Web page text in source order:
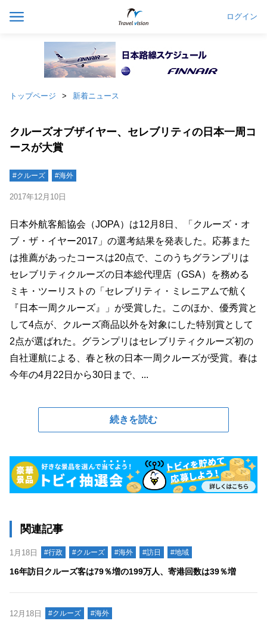
ログイン
トップページ 新着ニュース
クルーズオブザイヤー、セレブリティの日本一周コ
ースが大賞
#クルーズ #海外
2017年12月10日
日本外航客船協会（JOPA）は12月8日、「クルーズ・オ
ブ・ザ・イヤー2017」の選考結果を発表した。応募また
は推薦があったコースは20点で、このうちグランプリは
セレブリティクルーズの日本総代理店（GSA）を務める
ミキ・ツーリストの「セレブリティ・ミレニアムで航く
『日本一周クルーズ』」が受賞した。このほか、優秀賞と
して4点が、クルーズ商品以外を対象にした特別賞として
2点が選ばれた。グランプリはセレブリティクルーズ初の
自社運航による、春と秋の日本一周クルーズが受賞。春は
今年の4月22日から30日まで、...
続きを読む
関連記事
1月18日 #行政 #クルーズ #海外 #訪日 #地域
16年訪日クルーズ客は79％増の199万人、寄港回数は39％増
12月18日 #クルーズ #海外